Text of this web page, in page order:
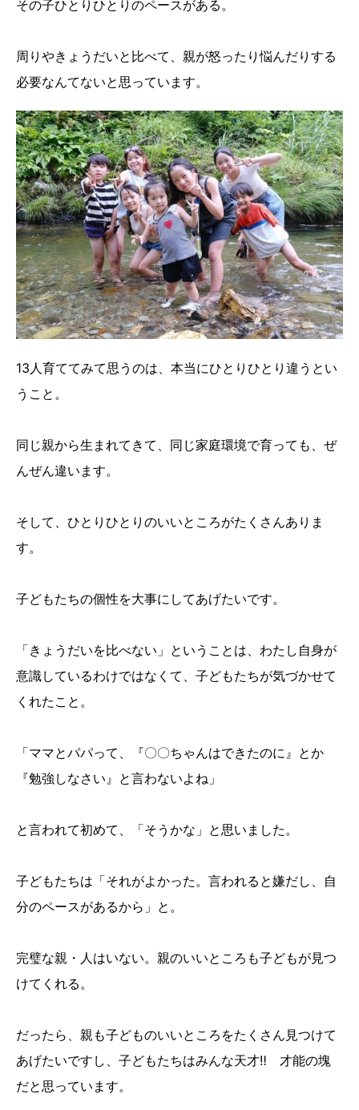
その子ひとりひとりのペースがある。
周りやきょうだいと比べて、親が怒ったり悩んだりする
必要なんてないと思っています。
13人育ててみて思うのは、本当にひとりひとり違うとい
うこと。
同じ親から生まれてきて、同じ家庭環境で育っても、ぜ
んぜん違います。
そして、ひとりひとりのいいところがたくさんありま
す。
子どもたちの個性を大事にしてあげたいです。
「きょうだいを比べない」ということは、わたし自身が
意識しているわけではなくて、子どもたちが気づかせて
くれたこと。
「ママとパパって、『〇〇ちゃんはできたのに』とか
『勉強しなさい』と言わないよね」
と言われて初めて、「そうかな」と思いました。
子どもたちは「それがよかった。言われると嫌だし、自
分のペースがあるから」と。
完璧な親・人はいない。親のいいところも子どもが見つ
けてくれる。
だったら、親も子どものいいところをたくさん見つけて
あげたいですし、子どもたちはみんな天才‼ 才能の塊
だと思っています。